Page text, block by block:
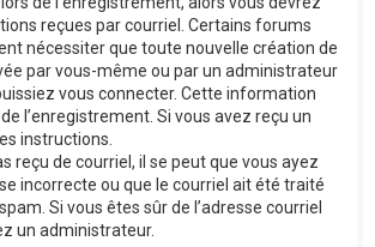
reçues par courriel. Certains forums
nécessiter que toute nouvelle création de
par vous-même ou par un administrateur
vous connecter. Cette information
l’enregistrement. Si vous avez reçu un
instructions.
reçu de courriel, il se peut que vous ayez
incorrecte ou que le courriel ait été traité
Si vous êtes sûr de l’adresse courriel
un administrateur.